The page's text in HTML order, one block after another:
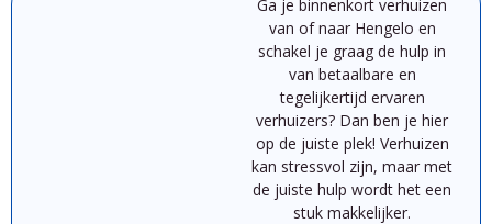
Ga je binnenkort verhuizen
van of naar Hengelo en
schakel je graag de hulp in
van betaalbare en
tegelijkertijd ervaren
verhuizers? Dan ben je hier
op de juiste plek! Verhuizen
kan stressvol zijn, maar met
de juiste hulp wordt het een
stuk makkelijker.